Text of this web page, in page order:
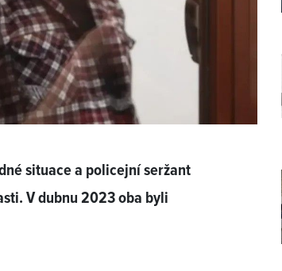
situace a policejní seržant
V dubnu 2023 oba byli